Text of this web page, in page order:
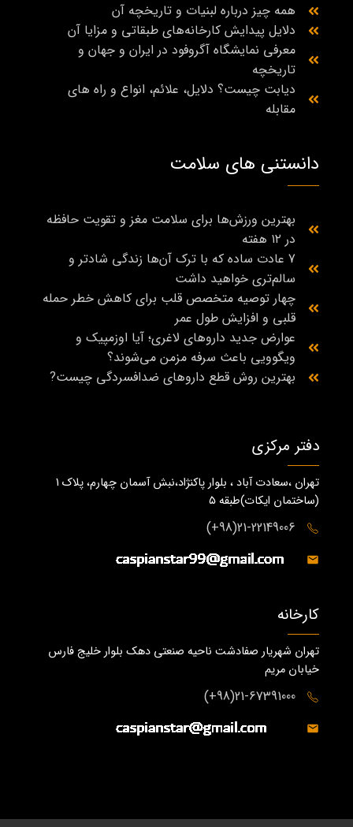
همه چیز درباره لبنیات و تاریخچه آن
دلایل پیدایش کارخانه‌های طبقاتی و مزایا آن
معرفی نمایشگاه آگروفود در ایران و جهان و
تاریخچه
دیابت چیست؟ دلایل، علائم، انواع و راه‌ های
مقابله
دانستنی های سلامت
بهترین ورزش‌ها برای سلامت مغز و تقویت حافظه
در ۱۲ هفته
7 عادت ساده که با ترک آن‌ها زندگی شادتر و
سالم‌تری خواهید داشت
چهار توصیه متخصص قلب برای کاهش خطر حمله
قلبی و افزایش طول عمر
عوارض جدید داروهای لاغری؛ آیا اوزمپیک و
ویگوویی باعث سرفه مزمن می‌شوند؟
بهترین روش قطع داروهای ضدافسردگی چیست?
دفتر مرکزی
تهران ،سعادت آباد ، بلوار پاکنژاد،نبش آسمان چهارم، پلاک 1
(ساختمان ايكات)طبقه ٥
21-22149006(98+)
کارخانه
تهران شهریار صفادشت ناحیه صنعتی دهک بلوار خلیج فارس
خیابان مریم
21-67391000(98+)